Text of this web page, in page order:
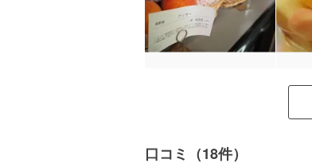
口コミ（18件）